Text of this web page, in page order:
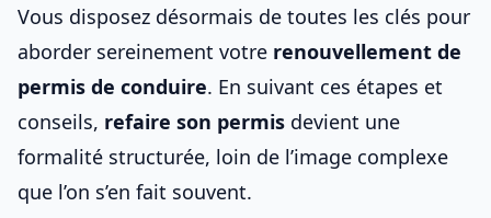
Vous disposez désormais de toutes les clés pour
aborder sereinement votre renouvellement de
permis de conduire. En suivant ces étapes et
conseils, refaire son permis devient une
formalité structurée, loin de l’image complexe
que l’on s’en fait souvent.